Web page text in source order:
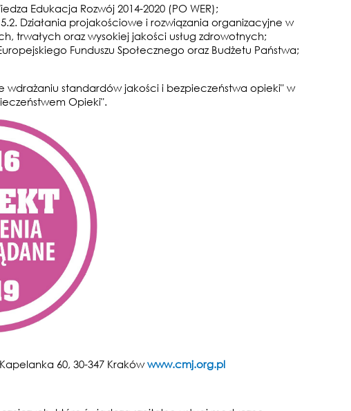
Edukacja Rozwój 2014-2020 (PO WER);
Działania projakościowe i rozwiązania organizacyjne w
trwałych oraz wysokiej jakości usług zdrowotnych;
Funduszu Społecznego oraz Budżetu Państwa;
wdrażaniu standardów jakości i bezpieczeństwa opieki" w
Opieki".
60, 30-347 Krakówwww.cmj.org.pl